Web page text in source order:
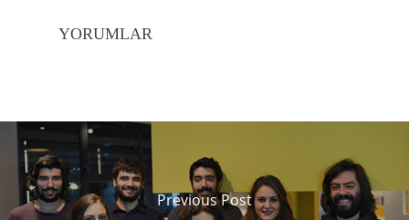
YORUMLAR
Previous Post